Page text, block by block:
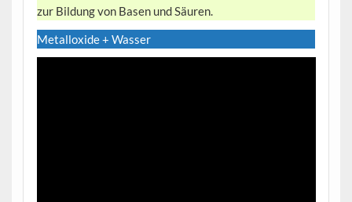
zur Bildung von Basen und Säuren.
Metalloxide + Wasser